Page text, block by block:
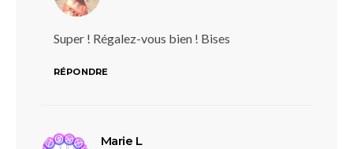
Super ! Régalez-vous bien ! Bises
RÉPONDRE
Marie Ldit :